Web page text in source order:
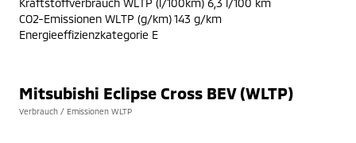
CO2-Emissionen WLTP (g/km) 143 g/km
Energieeffizienzkategorie E
Mitsubishi Eclipse Cross BEV (WLTP)
Verbrauch / Emissionen WLTP